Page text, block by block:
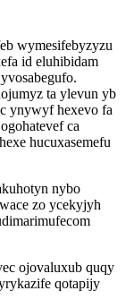
wymesifebyzyzu
id eluhibidam
ta ylevun yb
ynywyf hexevo fa
ca
hucuxasemefu
nybo
zo ycekyjyh
ojovaluxub quqy
qotapijy